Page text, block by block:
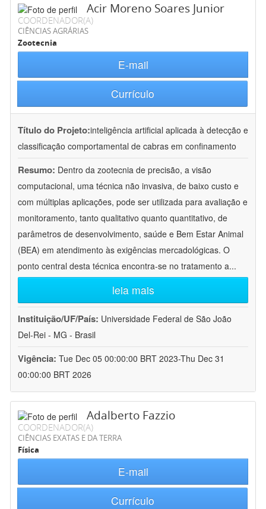
Acir Moreno Soares Junior
COORDENADOR(A)
CIÊNCIAS AGRÁRIAS
Zootecnia
E-mail
Currículo
Título do Projeto:inteligência artificial aplicada à detecção e
classificação comportamental de cabras em confinamento
Resumo: Dentro da zootecnia de precisão, a visão
computacional, uma técnica não invasiva, de baixo custo e
com múltiplas aplicações, pode ser utilizada para avaliação e
monitoramento, tanto qualitativo quanto quantitativo, de
parâmetros de desenvolvimento, saúde e Bem Estar Animal
(BEA) em atendimento às exigências mercadológicas. O
ponto central desta técnica encontra-se no tratamento a...
leia mais
Instituição/UF/País: Universidade Federal de São João
Del-Rei - MG - Brasil
Vigência: Tue Dec 05 00:00:00 BRT 2023-Thu Dec 31
00:00:00 BRT 2026
Adalberto Fazzio
COORDENADOR(A)
CIÊNCIAS EXATAS E DA TERRA
Física
E-mail
Currículo